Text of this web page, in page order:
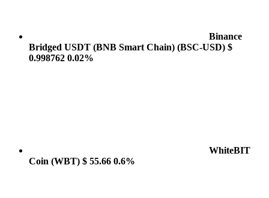
Binance
Bridged USDT (BNB Smart Chain) (BSC-USD) $
0.998762 0.02%
WhiteBIT
Coin (WBT) $ 55.66 0.6%